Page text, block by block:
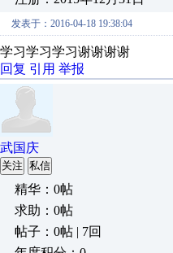
发表于：2016-04-18 19:38:04
学习学习学习谢谢谢谢
回复 引用 举报
武国庆
关注 私信
精华：0帖
求助：0帖
帖子：0帖 | 7回